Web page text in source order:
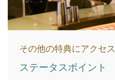
その他の特典にアクセス
ステータスポイント